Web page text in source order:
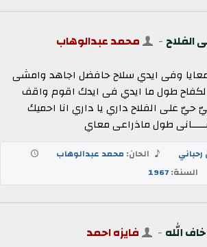
الفلاح - محمد عبدالوهاب
وفى ايدي سلاح حافضل اجاهد وامشى
طول ما ايدي فى ايدك اقوم واقف
على الفلاح داري يا داري انا احميك
طول ماذراعى معاي
رحباني الحان: محمد عبدالوهاب
السنة:1967
خاف الله - فايزه احمد